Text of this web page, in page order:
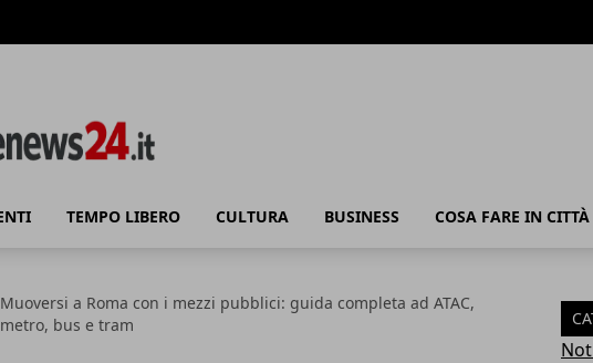
TEMPO LIBERO CULTURA BUSINESS COSA FARE IN CITTÀ
Muoversi a Roma con i mezzi pubblici: guida completa ad ATAC,
metro, bus e tram